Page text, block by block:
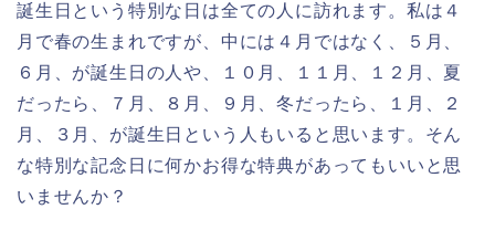
誕生日という特別な日は全ての人に訪れます。私は４
月で春の生まれですが、中には４月ではなく、５月、
６月、が誕生日の人や、１０月、１１月、１２月、夏
だったら、７月、８月、９月、冬だったら、１月、２
月、３月、が誕生日という人もいると思います。そん
な特別な記念日に何かお得な特典があってもいいと思
いませんか？